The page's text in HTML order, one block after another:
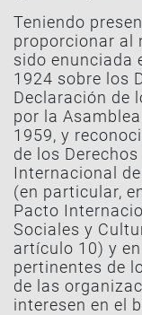
Teniendo
proporcionar al
sido enunciada
1924 sobre los
Declaración de
por la
1959, y
de los
Internacional
(en particular,
Pacto
Sociales y
artículo 10) y
pertinentes de
de las
interesen en el